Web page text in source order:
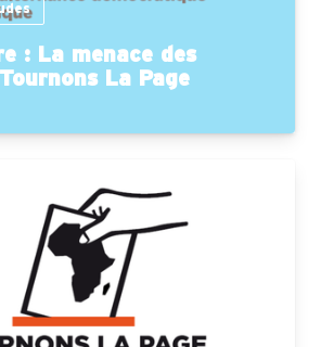
: La menace des
La Page